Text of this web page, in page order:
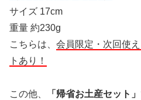
サイズ 17cm
重量 約230g
こちらは、 会員限定・次回使
トあり！
この他、 「帰省お土産セット」